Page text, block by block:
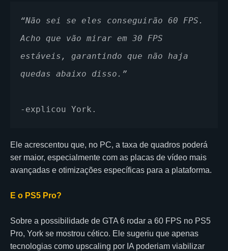
“Não sei se eles conseguirão 60 FPS.
Acho que vão mirar em 30 FPS
estáveis, garantindo que não haja
quedas abaixo disso.”
-explicou York.
Ele acrescentou que, no PC, a taxa de quadros poderá
ser maior, especialmente com as placas de vídeo mais
avançadas e otimizações específicas para a plataforma.
E o PS5 Pro?
Sobre a possibilidade de GTA 6 rodar a 60 FPS no PS5
Pro, York se mostrou cético. Ele sugeriu que apenas
tecnologias como upscaling por IA poderiam viabilizar